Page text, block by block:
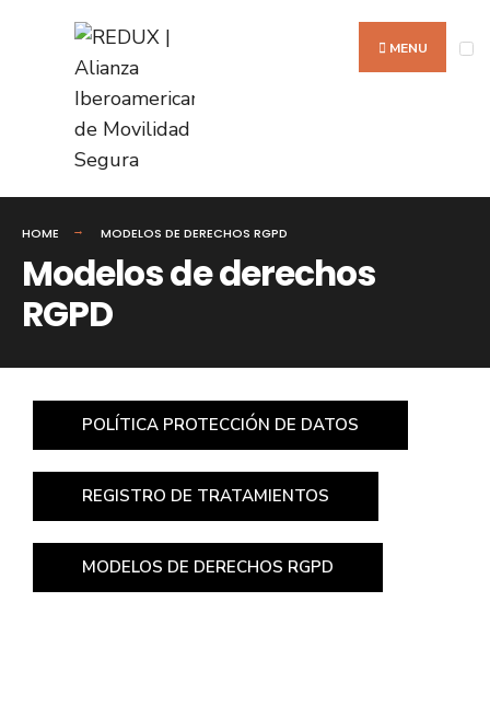
MENU
HOME MODELOS DE DERECHOS RGPD
Modelos de derechos
RGPD
POLÍTICA PROTECCIÓN DE DATOS
REGISTRO DE TRATAMIENTOS
MODELOS DE DERECHOS RGPD